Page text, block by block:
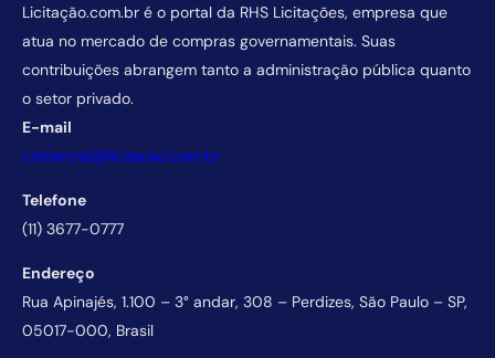
Licitação.com.br é o portal da RHS Licitações, empresa que
atua no mercado de compras governamentais. Suas
contribuições abrangem tanto a administração pública quanto
o setor privado.
E-mail
comercial@licitacao.com.br
Telefone
(11) 3677-0777
Endereço
Rua Apinajés, 1.100 – 3° andar, 308 – Perdizes, São Paulo – SP,
05017-000, Brasil